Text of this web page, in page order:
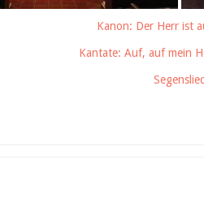
Kanon: Der Herr ist
Kantate: Auf, auf mein
Segenslied